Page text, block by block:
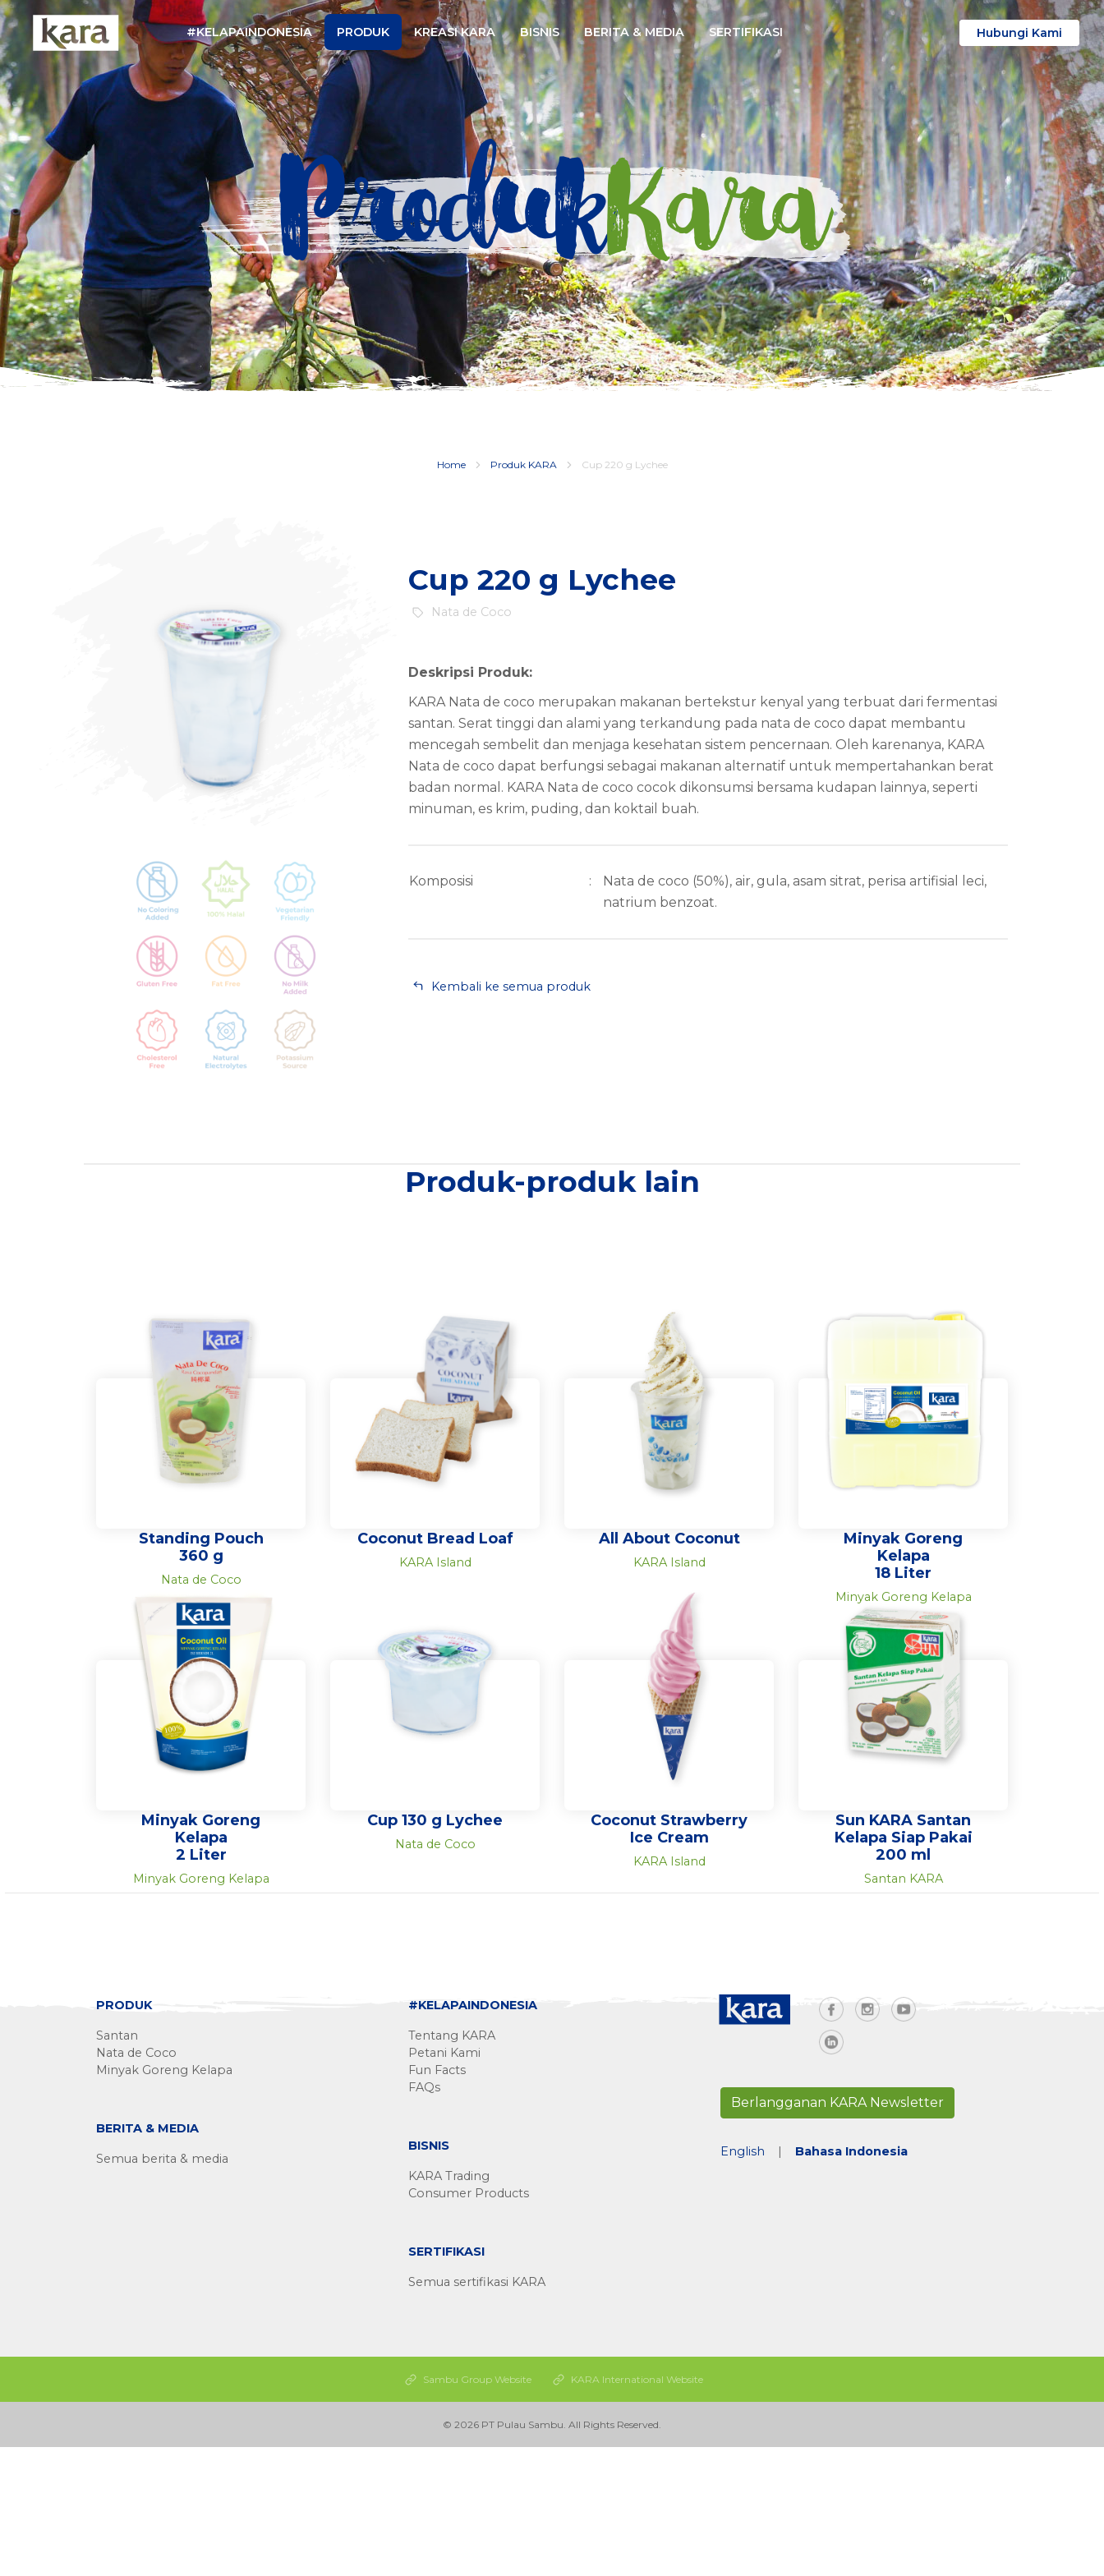
Website
#KELAPAINDONESIA PRODUK KREASI KARA BISNIS BERITA & MEDIA SERTIFIKASI Hubungi Kami
ProdukKara
Home Produk KARA Cup 220 g Lychee
Cup 220 g Lychee
Nata de Coco
Deskripsi Produk:
KARA Nata de coco merupakan makanan bertekstur kenyal yang terbuat dari fermentasi
santan. Serat tinggi dan alami yang terkandung pada nata de coco dapat membantu
mencegah sembelit dan menjaga kesehatan sistem pencernaan. Oleh karenanya, KARA
Nata de coco dapat berfungsi sebagai makanan alternatif untuk mempertahankan berat
badan normal. KARA Nata de coco cocok dikonsumsi bersama kudapan lainnya, seperti
minuman, es krim, puding, dan koktail buah.
Komposisi :
Nata de coco (50%), air, gula, asam sitrat, perisa artifisial leci,
natrium benzoat.
Kembali ke semua produk
Produk-produk lain
Standing Pouch
360 g
Nata de Coco
Coconut Bread Loaf
KARA Island
All About Coconut
KARA Island
Minyak Goreng
Kelapa
18 Liter
Minyak Goreng Kelapa
Minyak Goreng
Kelapa
2 Liter
Minyak Goreng Kelapa
Cup 130 g Lychee
Nata de Coco
Coconut Strawberry
Ice Cream
KARA Island
Sun KARA Santan
Kelapa Siap Pakai
200 ml
Santan KARA
PRODUK
Santan
Nata de Coco
Minyak Goreng Kelapa
BERITA & MEDIA
Semua berita & media
#KELAPAINDONESIA
Tentang KARA
Petani Kami
Fun Facts
FAQs
BISNIS
KARA Trading
Consumer Products
SERTIFIKASI
Semua sertifikasi KARA
Berlangganan KARA Newsletter
English | Bahasa Indonesia
Sambu Group Website KARA International Website
© 2026 PT Pulau Sambu. All Rights Reserved.